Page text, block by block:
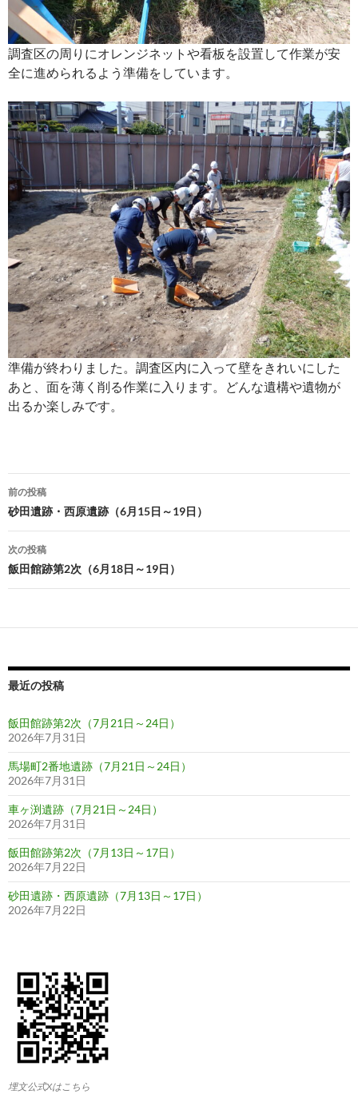
調査区の周りにオレンジネットや看板を設置して作業が安
全に進められるよう準備をしています。
準備が終わりました。調査区内に入って壁をきれいにした
あと、面を薄く削る作業に入ります。どんな遺構や遺物が
出るか楽しみです。
投
稿
ナ
ビ
ゲ
ー
ョ
前の投稿
砂田遺跡・西原遺跡（6月15日～19日）
次の投稿
飯田館跡第2次（6月18日～19日）
最近の投稿
飯田館跡第2次（7月21日～24日）
2026年7月31日
馬場町2番地遺跡（7月21日～24日）
2026年7月31日
車ヶ渕遺跡（7月21日～24日）
2026年7月31日
飯田館跡第2次（7月13日～17日）
2026年7月22日
砂田遺跡・西原遺跡（7月13日～17日）
2026年7月22日
埋文公式Xはこちら